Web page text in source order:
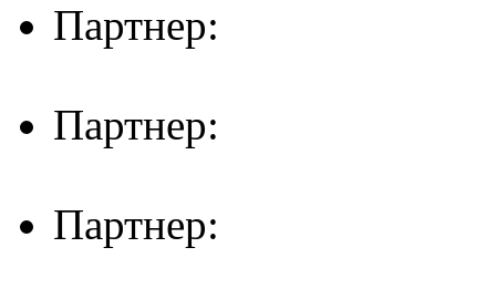
Партнер:
Партнер:
Партнер: